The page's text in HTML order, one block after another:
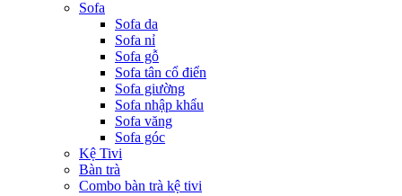
Sofa
Sofa da
Sofa nỉ
Sofa gỗ
Sofa tân cổ điển
Sofa giường
Sofa nhập khẩu
Sofa văng
Sofa góc
Kệ Tivi
Bàn trà
Combo bàn trà kệ tivi